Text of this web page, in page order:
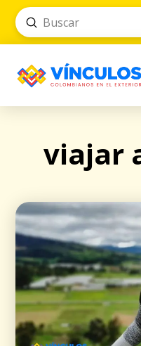
Search
Submit
viajar